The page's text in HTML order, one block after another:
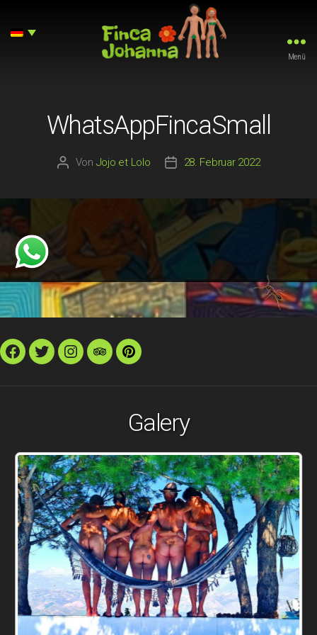
Menü
WhatsAppFincaSmall
Beitragsautor
Von Jojo et Lolo Beitragsdatum
28. Februar 2022
Facebook
TwitterInstagramTripAdvisor
Pinterest
Galery